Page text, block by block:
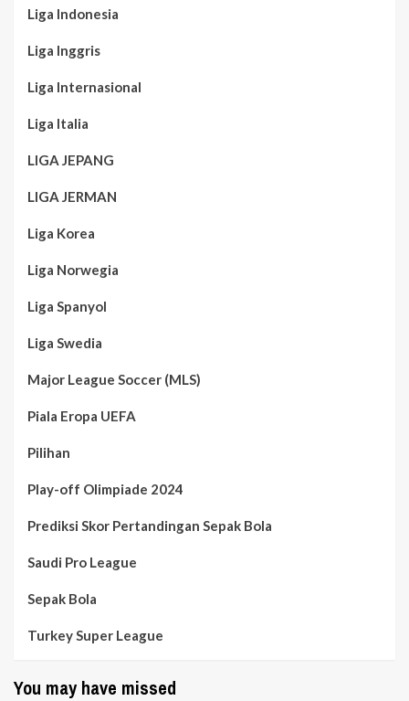
Liga Indonesia
Liga Inggris
Liga Internasional
Liga Italia
LIGA JEPANG
LIGA JERMAN
Liga Korea
Liga Norwegia
Liga Spanyol
Liga Swedia
Major League Soccer (MLS)
Piala Eropa UEFA
Pilihan
Play-off Olimpiade 2024
Prediksi Skor Pertandingan Sepak Bola
Saudi Pro League
Sepak Bola
Turkey Super League
You may have missed